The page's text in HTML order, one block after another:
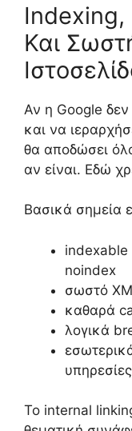
Και
Αν η Google
και να
θα αποδώσει
αν είναι. Εδώ
Βασικά σημεία
indexable
noindex
σωστό
καθαρά
λογικά
Το internal